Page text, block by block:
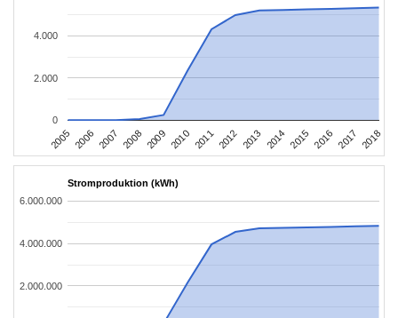
2005 2006 2007 2008 2009 2010 2011 2012 2013 2014 2015 2016 2017 2018
0
2.000
4.000
Stromproduktion (kWh)
2.000.000
4.000.000
6.000.000